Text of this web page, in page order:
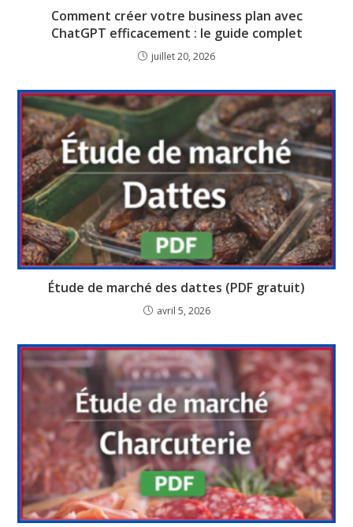
Comment créer votre business plan avec
ChatGPT efficacement : le guide complet
juillet 20, 2026
Étude de marché des dattes (PDF gratuit)
avril 5, 2026